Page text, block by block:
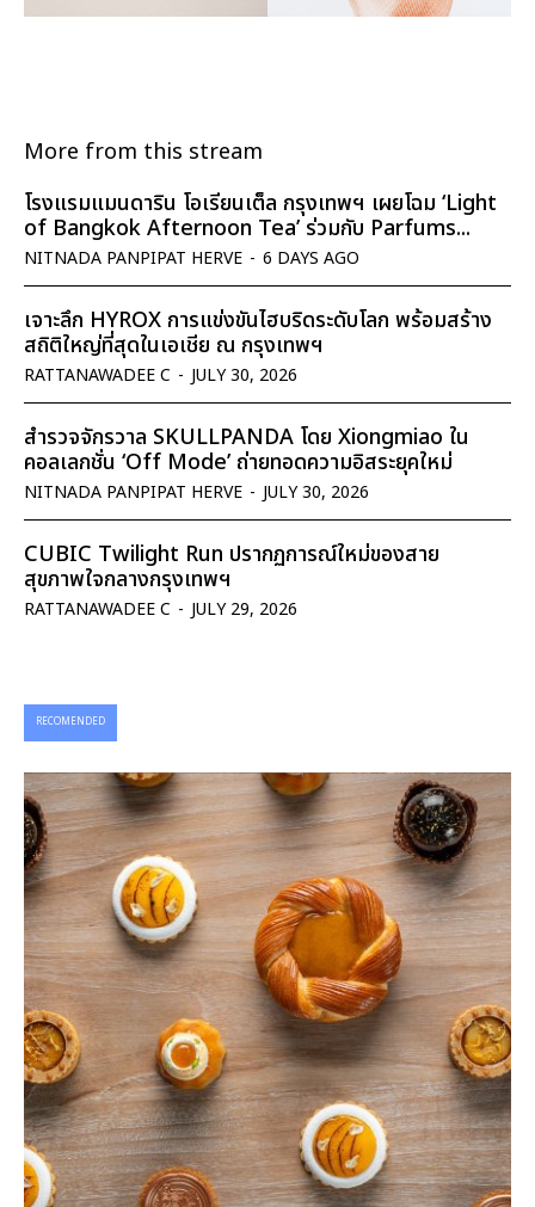
More from this stream
โรงแรมแมนดาริน โอเรียนเต็ล กรุงเทพฯ เผยโฉม ‘Light
of Bangkok Afternoon Tea’ ร่วมกับ Parfums...
NITNADA PANPIPAT HERVE - 6 DAYS AGO
เจาะลึก HYROX การแข่งขันไฮบริดระดับโลก พร้อมสร้าง
สถิติใหญ่ที่สุดในเอเชีย ณ กรุงเทพฯ
RATTANAWADEE C - JULY 30, 2026
สำรวจจักรวาล SKULLPANDA โดย Xiongmiao ใน
คอลเลกชั่น ‘Off Mode’ ถ่ายทอดความอิสระยุคใหม่
NITNADA PANPIPAT HERVE - JULY 30, 2026
CUBIC Twilight Run ปรากฏการณ์ใหม่ของสาย
สุขภาพใจกลางกรุงเทพฯ
RATTANAWADEE C - JULY 29, 2026
RECOMENDED